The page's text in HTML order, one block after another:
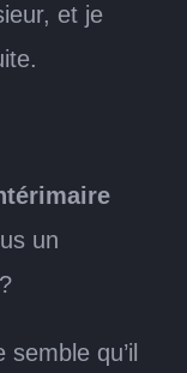
et je
un
semble qu’il